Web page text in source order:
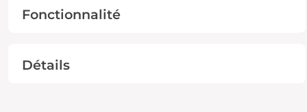
Fonctionnalité
Détails